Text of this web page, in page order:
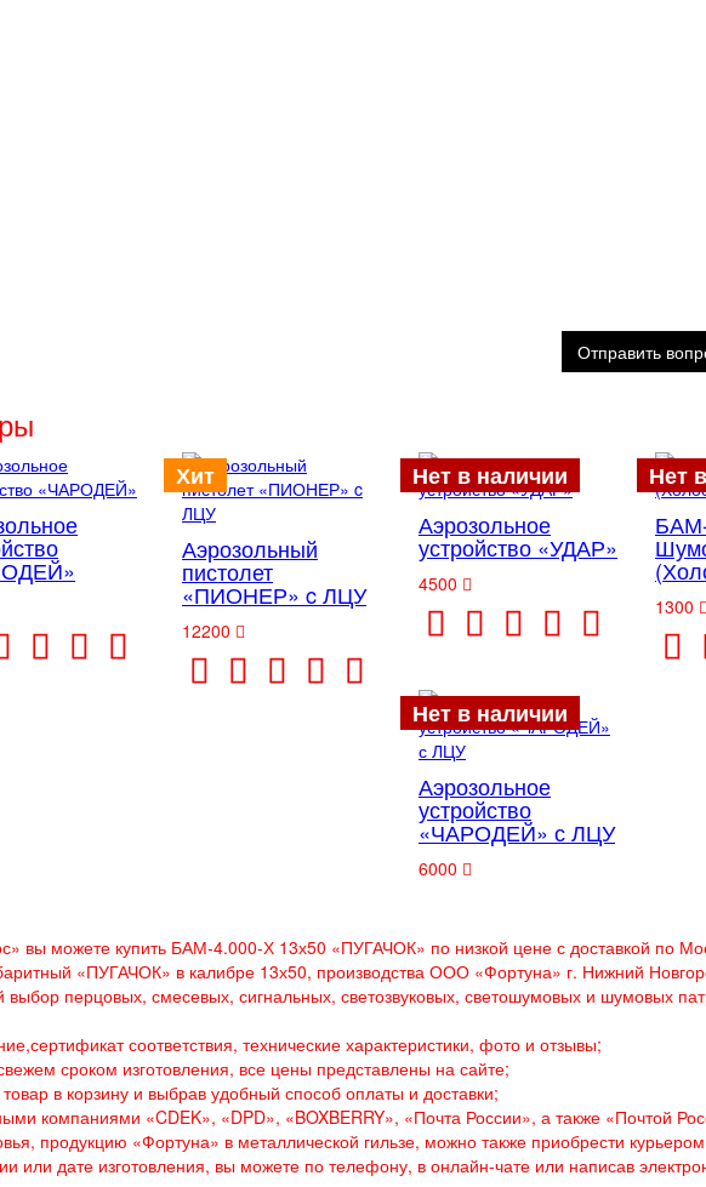
Отправить
Хит
Аэрозольный
пистолет
«ПИОНЕР» c ЛЦУ
12200
Нет в наличии
Аэрозольное
устройство «УДАР»
4500
Нет
1300
Нет в наличии
Аэрозольное
устройство
«ЧАРОДЕЙ» с ЛЦУ
6000
вы можете купить БАМ-4.000-Х 13х50 «ПУГАЧОК» по низкой цене с доставкой по
«ПУГАЧОК» в калибре 13х50, производства ООО «Фортуна» г. Нижний
перцовых, смесевых, сигнальных, светозвуковых, светошумовых и шумовых
соответствия, технические характеристики, фото и отзывы;
сроком изготовления, все цены представлены на сайте;
в корзину и выбрав удобный способ оплаты и доставки;
компаниями «CDEK», «DPD», «BOXBERRY», «Почта России», а также «Почтой
продукцию «Фортуна» в металлической гильзе, можно также приобрести
или дате изготовления, вы можете по телефону, в онлайн-чате или написав